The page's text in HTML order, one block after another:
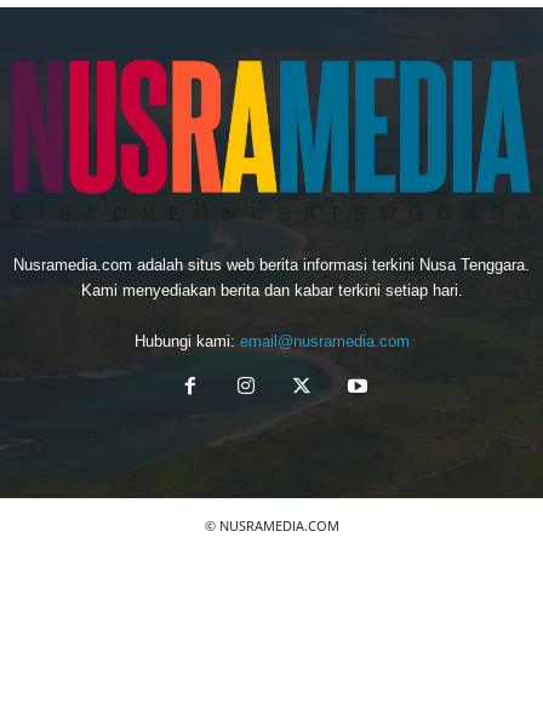
Nusramedia.com adalah situs web berita informasi terkini Nusa Tenggara.
Kami menyediakan berita dan kabar terkini setiap hari.
Hubungi kami: email@nusramedia.com
© NUSRAMEDIA.COM